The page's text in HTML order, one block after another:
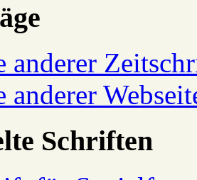
anderer
anderer
Schriften